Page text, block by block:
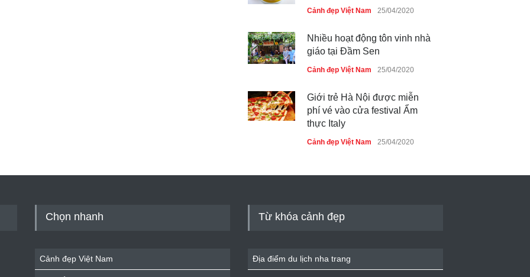
Cảnh đẹp Việt Nam 25/04/2020
Nhiều hoạt động tôn vinh nhà
giáo tại Đầm Sen
Cảnh đẹp Việt Nam 25/04/2020
Giới trẻ Hà Nội được miễn
phí vé vào cửa festival Ẩm
thực Italy
Cảnh đẹp Việt Nam 25/04/2020
Cảnh đẹp Việt Nam
Chọn nhanh
Cảnh đẹp Việt Nam
Từ khóa cảnh đẹp
Địa điểm du lịch nha trang